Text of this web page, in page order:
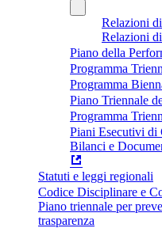
Relazioni
Relazioni
Piano della
Programma
Programma
Piano Triennale
Programma
Piani Esecutivi di
Bilanci e
Statuti e leggi regionali
Codice Disciplinare e
Piano triennale per
trasparenza